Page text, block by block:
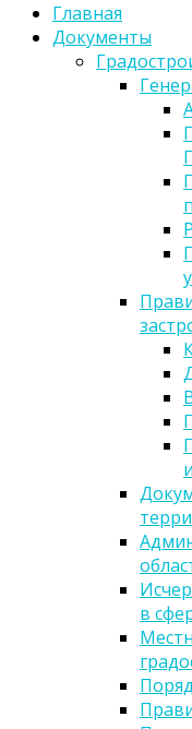
Главная
Документы
в